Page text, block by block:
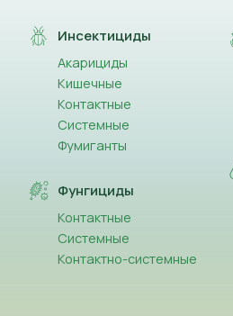
Инсектициды
Акарициды
Кишечные
Контактные
Системные
Фумиганты
Фунгициды
Контактные
Системные
Контактно-системные